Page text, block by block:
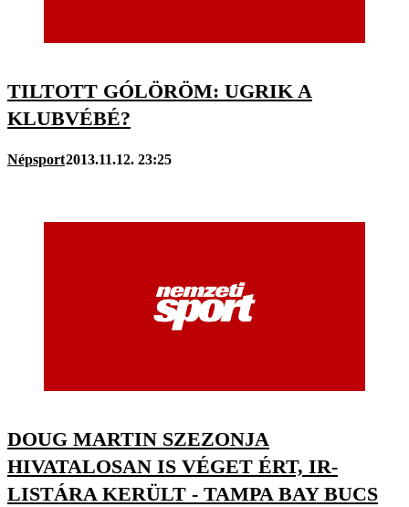
TILTOTT GÓLÖRÖM: UGRIK A
KLUBVÉBÉ?
Népsport2013.11.12. 23:25
DOUG MARTIN SZEZONJA
HIVATALOSAN IS VÉGET ÉRT, IR-
LISTÁRA KERÜLT - TAMPA BAY BUCS